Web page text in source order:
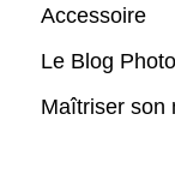
Accessoire
Le Blog Photo
Maîtriser son